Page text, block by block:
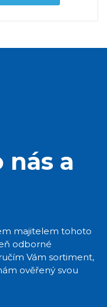
nás a
majitelem tohoto
odborné
Vám sortiment,
ověřený svou